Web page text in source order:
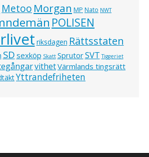
Metoo Morgan MP Nato NWT
POLISEN
riksdagen Rättsstaten
SD sexköp Skatt SprutorSVT Tiggeriet
vithetVärmlands tingsrätt
Yttrandefriheten